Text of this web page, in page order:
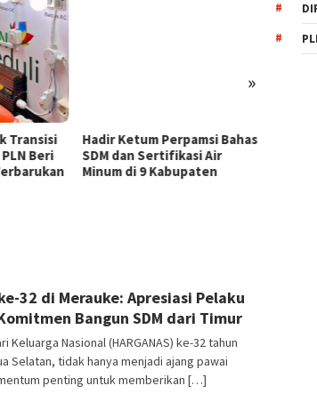
»
Transisi
Beri
Hadir Ketum Perpamsi Bahas
SDM dan Sertifikasi Air
Minum di 9 Kabupaten
32 di Merauke: Apresiasi Pelaku
Bangun SDM dari Timur
Keluarga Nasional (HARGANAS) ke-32 tahun
Selatan, tidak hanya menjadi ajang pawai
penting untuk memberikan […]